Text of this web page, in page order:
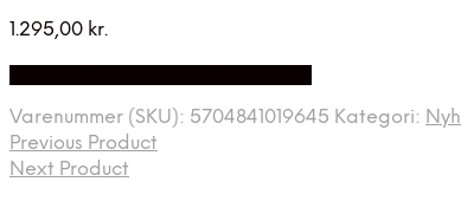
1.295,00 kr.
Varenummer (SKU): 5704841019645 Kategori:
Previous Product
Next Product